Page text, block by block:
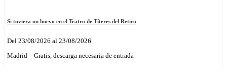
Si tuviera un huevo en el Teatro de Títeres del Retiro
Del 23/08/2026 al 23/08/2026
Madrid – Gratis, descarga necesaria de entrada